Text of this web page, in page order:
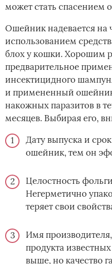
может стать спасением
Ошейник надевается на
использованием
блох у кошки. Хорошим
предварительное
инсектицидного
и примененный
накожных паразитов в
месяцев. Выбирая его,
Дату выпуска и
ошейник, тем он
Целостность
Негерметично
теряет свои
Имя
продукта
выше, но качество